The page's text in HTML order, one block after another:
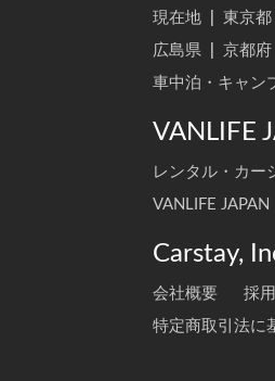
現在地 東京都
広島県
京都府
車中泊・キャン
VANLIFE
レンタル・カー
VANLIFE
Carstay,
会社概要 採
特定商取引法に